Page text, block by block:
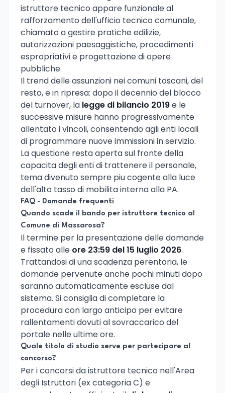
istruttore tecnico appare funzionale al
rafforzamento dell'ufficio tecnico comunale,
chiamato a gestire pratiche edilizie,
autorizzazioni paesaggistiche, procedimenti
espropriativi e progettazione di opere
pubbliche.
Il trend delle assunzioni nei comuni toscani, del
resto, e in ripresa: dopo il decennio del blocco
del turnover, la legge di bilancio 2019e le
successive misure hanno progressivamente
allentato i vincoli, consentendo agli enti locali
di programmare nuove immissioni in servizio.
La questione resta aperta sul fronte della
capacita degli enti di trattenere il personale,
tema divenuto sempre piu cogente alla luce
dell'alto tasso di mobilita interna alla PA.
FAQ - Domande frequenti
Quando scade il bando per istruttore tecnico al
Comune di Massarosa?
Il termine per la presentazione delle domande
e fissato alle ore 23:59 del 15 luglio 2026.
Trattandosi di una scadenza perentoria, le
domande pervenute anche pochi minuti dopo
saranno automaticamente escluse dal
sistema. Si consiglia di completare la
procedura con largo anticipo per evitare
rallentamenti dovuti al sovraccarico del
portale nelle ultime ore.
Quale titolo di studio serve per partecipare al
concorso?
Per i concorsi da istruttore tecnico nell'Area
degli Istruttori (ex categoria C) e